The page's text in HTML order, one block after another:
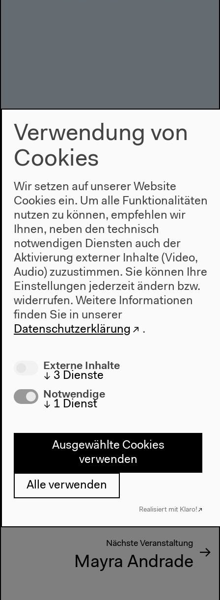
25.7.2014
Kontinuasom
R: Óscar Martínez
Kapverden/Spanien 2010, 80 min, kreolisches OmE
Vorherige Veranstaltung
Making of
Wassermusik
Nächste Veranstaltung
Mayra Andrade
Verwendung von
Cookies
Wir setzen auf unserer Website
Cookies ein. Um alle Funktionalitäten
nutzen zu können, empfehlen wir
Ihnen, neben den technisch
notwendigen Diensten auch der
Aktivierung externer Inhalte (Video,
Audio) zuzustimmen. Sie können Ihre
Einstellungen jederzeit ändern bzw.
widerrufen. Weitere Informationen
finden Sie in unserer
Datenschutzerklärung
.
Externe Inhalte
↓ 3 Dienste
Notwendige
↓ 1 Dienst
Ausgewählte Cookies
verwenden
Alle verwenden
Realisiert mit Klaro!